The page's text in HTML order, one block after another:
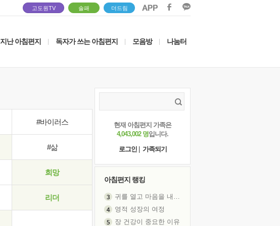
고도원TV 솔패 더드림
지난 아침편지 독자가 쓰는 아침편지 모음방 나눔터
#바이러스
#삶
희망
리더
현재 아침편지 가족은
4,043,002 명입니다.
로그인
가족되기
아침편지 랭킹
귀를 열고 마음을 내어주고
영적 성장의 여정
장 건강이 중요한 이유